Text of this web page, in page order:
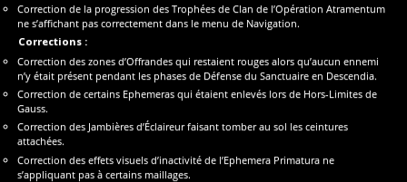
Correction de la progression des Trophées de Clan de l’Opération Atramentum
ne s’affichant pas correctement dans le menu de Navigation.
Corrections :
Correction des zones d’Offrandes qui restaient rouges alors qu’aucun ennemi
n’y était présent pendant les phases de Défense du Sanctuaire en Descendia.
Correction de certains Ephemeras qui étaient enlevés lors de Hors-Limites de
Gauss.
Correction des Jambières d’Éclaireur faisant tomber au sol les ceintures
attachées.
Correction des effets visuels d’inactivité de l’Ephemera Primatura ne
s’appliquant pas à certains maillages.